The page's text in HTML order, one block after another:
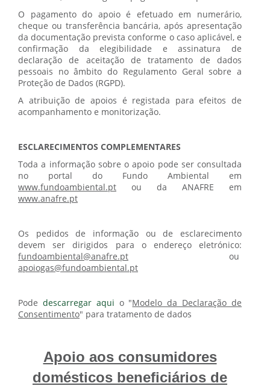
O pagamento do apoio é efetuado em numerário,
cheque ou transferência bancária, após apresentação
da documentação prevista conforme o caso aplicável, e
confirmação da elegibilidade e assinatura de
declaração de aceitação de tratamento de dados
pessoais no âmbito do Regulamento Geral sobre a
Proteção de Dados (RGPD).
A atribuição de apoios é registada para efeitos de
acompanhamento e monitorização.
ESCLARECIMENTOS COMPLEMENTARES
Toda a informação sobre o apoio pode ser consultada
no portal do Fundo Ambiental em
www.fundoambiental.pt ou da ANAFRE em
www.anafre.pt
Os pedidos de informação ou de esclarecimento
devem ser dirigidos para o endereço eletrónico:
fundoambiental@anafre.pt ou
apoiogas@fundoambiental.pt
Pode descarregar aqui o "Modelo da Declaração de
Consentimento" para tratamento de dados
Apoio aos consumidores
domésticos beneficiários de